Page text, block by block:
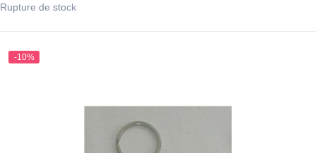
Rupture de stock
-10%